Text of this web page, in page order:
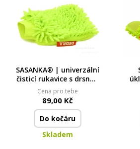
SASANKA® | univerzální
čisticí rukavice s drsnou
a jemnou stranou |
23 × 20 cm
Cena pro tebe
89,00 Kč
Do kočáru
Skladem